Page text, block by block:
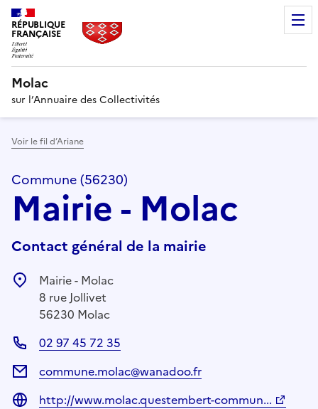
RÉPUBLIQUE
FRANÇAISE
Molac
sur l’Annuaire des Collectivités
Voir le fil d’Ariane
Commune (56230)
Mairie - Molac
Contact général de la mairie
Mairie - Molac
8 rue Jollivet
56230 Molac
02 97 45 72 35
commune.molac@wanadoo.fr
http://www.molac.questembert-commun...